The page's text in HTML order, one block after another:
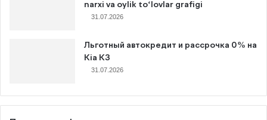
narxi va oylik to‘lovlar grafigi
31.07.2026
Льготный автокредит и рассрочка 0% на
Kia K3
31.07.2026